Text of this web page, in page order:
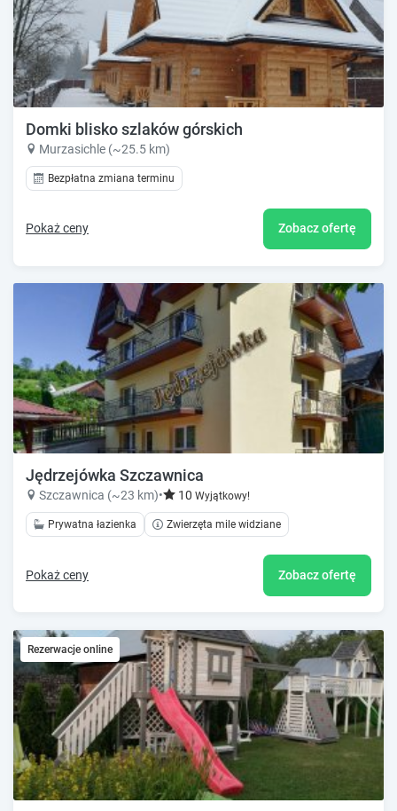
Domki blisko szlaków górskich
Murzasichle (~25.5 km)
Bezpłatna zmiana terminu
Pokaż ceny Zobacz ofertę
Jędrzejówka Szczawnica
Szczawnica (~23 km)• 10 Wyjątkowy!
Prywatna łazienka Zwierzęta mile widziane
Pokaż ceny Zobacz ofertę
Rezerwacje online